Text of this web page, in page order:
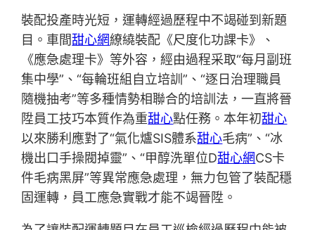
裝配投產時光短，運轉經過歷程中不竭碰到新題
目。車間甜心網繚繞裝配《尺度化功課卡》、
《應急處理卡》等外容，經由過程采取“每月副班
集中學”、“每輪班組自立培訓”、“逐日治理職員
隨機抽考”等多種情勢相聯合的培訓法，一直將晉
陞員工技巧本質作為重甜心點任務。本年初甜心
以來勝利應對了“氣化爐SIS體系甜心毛病”、“冰
機出口手操閥掉靈”、“甲醇洗單位D甜心網CS卡
件毛病黑屏”等異常應急處理，無力包管了裝配穩
固運轉，員工應急實戰才能不竭晉陞。